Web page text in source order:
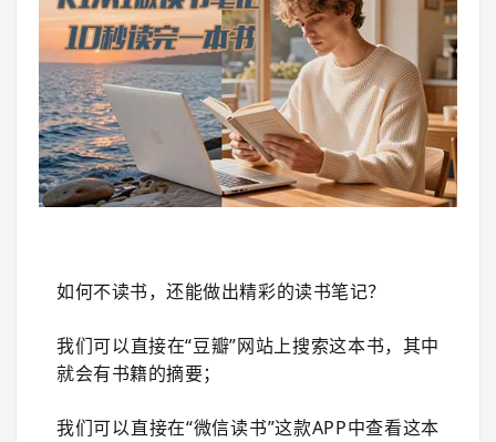
如何不读书，还能做出精彩的读书笔记？
我们可以直接在“豆瓣”网站上搜索这本书，其中
就会有书籍的摘要；
我们可以直接在“微信读书”这款APP中查看这本